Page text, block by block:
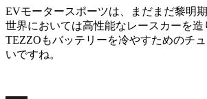
EVモータースポーツは、まだまだ黎明
世界においては高性能なレースカーを
TEZZOもバッテリーを冷やすためのチ
いですね。